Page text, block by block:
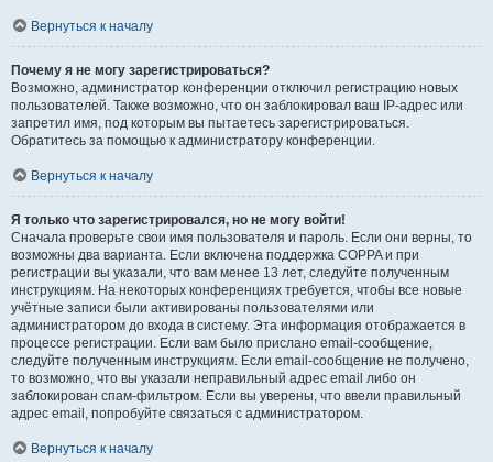
Вернуться к началу
Почему я не могу зарегистрироваться?
Возможно, администратор конференции отключил регистрацию новых
пользователей. Также возможно, что он заблокировал ваш IP-адрес или
запретил имя, под которым вы пытаетесь зарегистрироваться.
Обратитесь за помощью к администратору конференции.
Вернуться к началу
Я только что зарегистрировался, но не могу войти!
Сначала проверьте свои имя пользователя и пароль. Если они верны, то
возможны два варианта. Если включена поддержка COPPA и при
регистрации вы указали, что вам менее 13 лет, следуйте полученным
инструкциям. На некоторых конференциях требуется, чтобы все новые
учётные записи были активированы пользователями или
администратором до входа в систему. Эта информация отображается в
процессе регистрации. Если вам было прислано email-сообщение,
следуйте полученным инструкциям. Если email-сообщение не получено,
то возможно, что вы указали неправильный адрес email либо он
заблокирован спам-фильтром. Если вы уверены, что ввели правильный
адрес email, попробуйте связаться с администратором.
Вернуться к началу